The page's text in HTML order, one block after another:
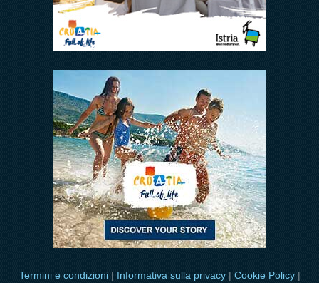
Termini e condizioni| Informativa sulla privacy| Cookie Policy|